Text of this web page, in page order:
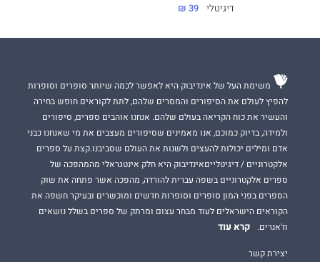
דיגיטלי 39 ₪
משימת העל של אינדיבוק היא לאפשר לכמה שיותר סופרים וסופרות
להפיץ לעולם את הסיפורים והמסרים שלהם, לתת לקוראים חופש בחירה
והעשיר את כוח הקריאה בעולם שלהם. אנחנו אוהבים ספרים, סיפורים
ולמידה, בדיוק כמוכם, אנו מאמינים שסיפורים מעצבים את מי שאנחנו כבני
אדם ומילים יכולות להעצים ולשנות את העולם שסביבנו.קצת על ספרים
אלקטרוניים / דיגיטלייםאינדיבוק היא חלק אינטגראלי מהמהפכה של
ספרים אלקטרוניים בשפה עברית להורדה, מהפכה אשר פתחה את שוק
הספרים בפני המון סופרים וסופרות חדשים ומוכשרים ובעיקר חשפה את
הקוראים הישראלים לעוד מבחר עצום ומרתק של ספרים בשלל נושאים
וז'אנרים.
קרא עוד
יצירת קשר